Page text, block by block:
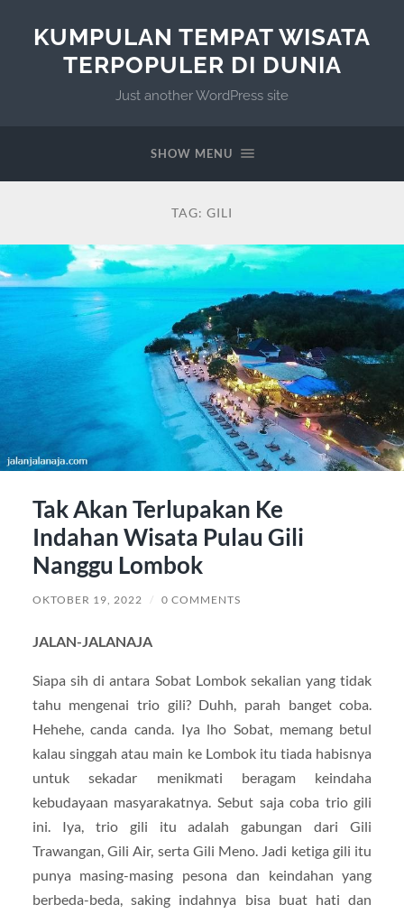
KUMPULAN TEMPAT WISATA
TERPOPULER DI DUNIA
Just another WordPress site
SHOW MENU
TAG: GILI
Tak Akan Terlupakan Ke
Indahan Wisata Pulau Gili
Nanggu Lombok
OKTOBER 19, 2022 / 0 COMMENTS
JALAN-JALANAJA
Siapa sih di antara Sobat Lombok sekalian yang tidak
tahu mengenai trio gili? Duhh, parah banget coba.
Hehehe, canda canda. Iya lho Sobat, memang betul
kalau singgah atau main ke Lombok itu tiada habisnya
untuk sekadar menikmati beragam keindaha
kebudayaan masyarakatnya. Sebut saja coba trio gili
ini. Iya, trio gili itu adalah gabungan dari Gili
Trawangan, Gili Air, serta Gili Meno. Jadi ketiga gili itu
punya masing-masing pesona dan keindahan yang
berbeda-beda, saking indahnya bisa buat hati dan